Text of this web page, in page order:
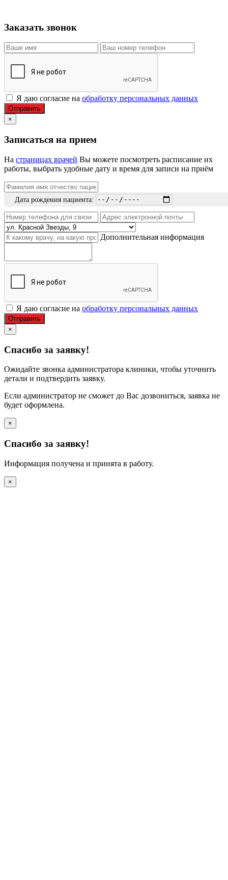
Заказать звонок
Я даю согласие на обработку персональных данных
Отправить
×
Записаться на прием
На страницах врачей Вы можете посмотреть расписание их
работы, выбрать удобные дату и время для записи на приём
Дата рождения пациента:
Дополнительная информация
Я даю согласие на обработку персональных данных
Отправить
×
Спасибо за заявку!
Ожидайте звонка администратора клиники, чтобы уточнить
детали и подтвердить заявку.
Если администратор не сможет до Вас дозвониться, заявка не
будет оформлена.
×
Спасибо за заявку!
Информация получена и принята в работу.
×